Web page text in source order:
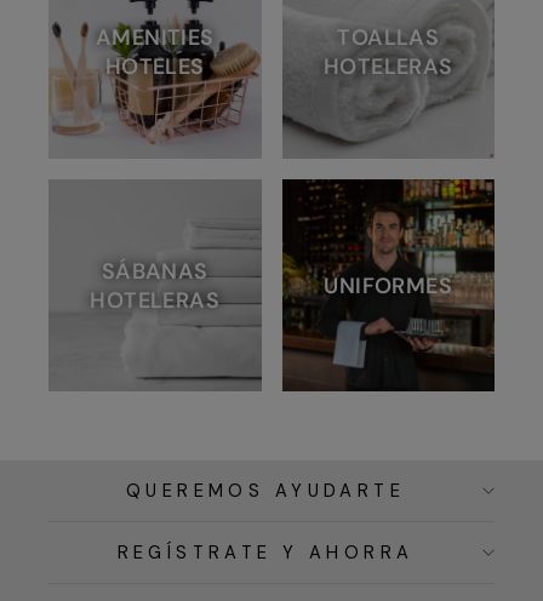
AMENITIES
HOTELES
TOALLAS
HOTELERAS
SÁBANAS
HOTELERAS
UNIFORMES
QUEREMOS AYUDARTE
REGÍSTRATE Y AHORRA